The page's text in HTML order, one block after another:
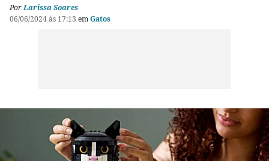
PorLarissa Soares
06/06/2024 às 17:13 emGatos